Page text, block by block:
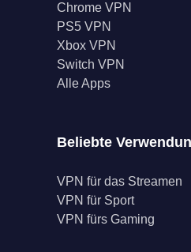
Chrome VPN
PS5 VPN
Xbox VPN
Switch VPN
Alle Apps
Beliebte
VPN für das Streamen
VPN für Sport
VPN fürs Gaming